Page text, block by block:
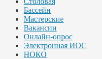
Бассейн
Мастерские
Вакансии
Онлайн-опрос
Электронная ИОС
НОКО